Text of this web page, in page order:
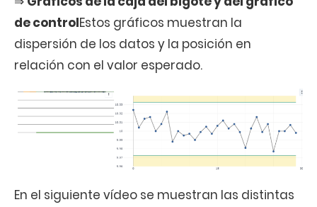
de controlEstos gráficos muestran la
dispersión de los datos y la posición en
relación con el valor esperado.
En el siguiente vídeo se muestran las distintas